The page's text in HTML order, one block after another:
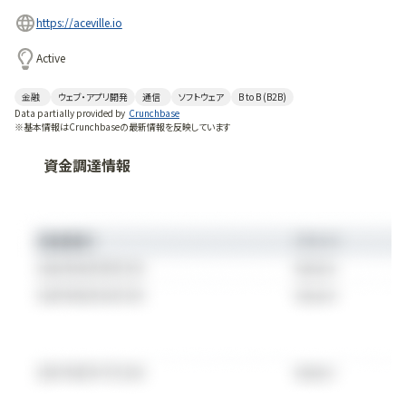
https://aceville.io
Active
金融 ウェブ・アプリ開発 通信 ソフトウェア
B to B (B2B)
Data partially provided by Crunchbase
※基本情報はCrunchbaseの最新情報を反映しています
資金調達情報